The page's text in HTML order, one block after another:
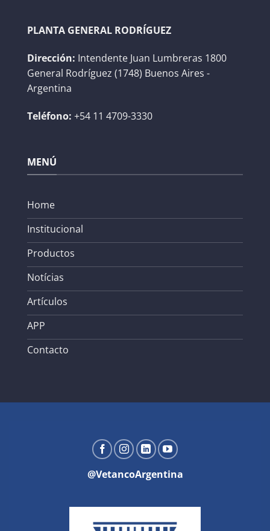
PLANTA GENERAL RODRÍGUEZ
Dirección: Intendente Juan Lumbreras 1800
General Rodríguez (1748) Buenos Aires -
Argentina
Teléfono: +54 11 4709-3330
MENÚ
Home
Institucional
Productos
Notícias
Artículos
APP
Contacto
@VetancoArgentina